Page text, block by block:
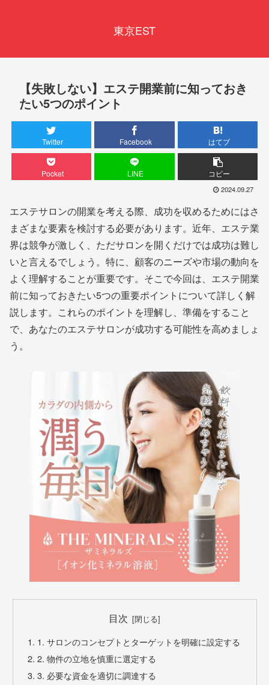
東京EST
【失敗しない】エステ開業前に知っておき
たい5つのポイント
Twitter Facebook はてブ
Pocket LINE コピー
2024.09.27
エステサロンの開業を考える際、成功を収めるためにはさ
まざまな要素を検討する必要があります。近年、エステ業
界は競争が激しく、ただサロンを開くだけでは成功は難し
いと言えるでしょう。特に、顧客のニーズや市場の動向を
よく理解することが重要です。そこで今回は、エステ開業
前に知っておきたい5つの重要ポイントについて詳しく解
説します。これらのポイントを理解し、準備をすること
で、あなたのエステサロンが成功する可能性を高めましょ
う。
目次
1. サロンのコンセプトとターゲットを明確に設定する
2. 物件の立地を慎重に選定する
3. 必要な資金を適切に調達する